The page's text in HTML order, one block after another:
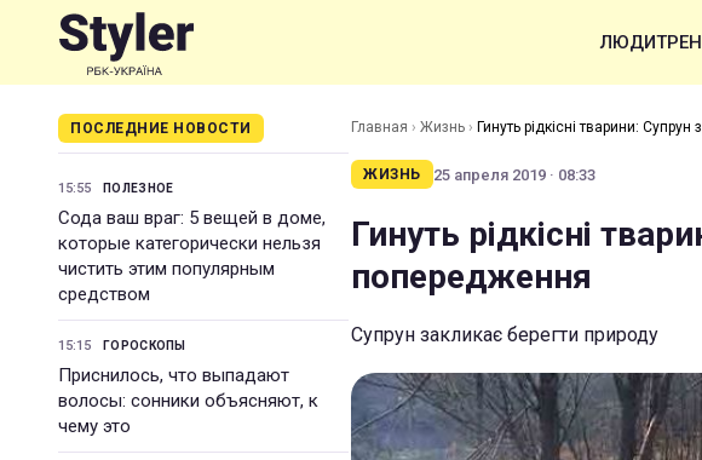
ЛЮДИ
ПОСЛЕДНИЕ НОВОСТИ
15:55 ПОЛЕЗНОЕ
Сода ваш враг: 5 вещей в доме,
которые категорически нельзя
чистить этим популярным
средством
15:15 ГОРОСКОПЫ
Приснилось, что выпадают
волосы: сонники объясняют, к
чему это
Главная › Жизнь › Гинуть рідкісні тварини:
ЖИЗНЬ 25 апреля 2019 · 08:33
Гинуть рідкісні
попередження
Супрун закликає берегти природу